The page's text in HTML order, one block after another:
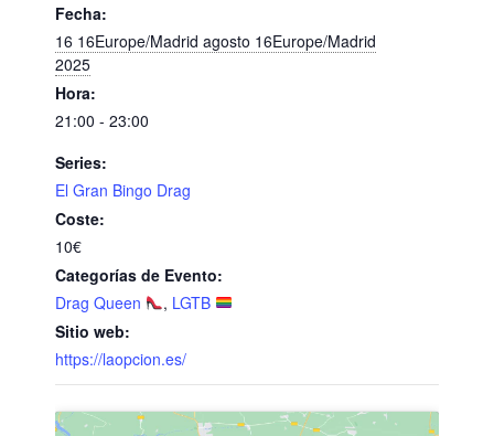
Fecha:
16 16Europe/Madrid agosto 16Europe/Madrid
2025
Hora:
21:00 - 23:00
Series:
El Gran Bingo Drag
Coste:
10€
Categorías de Evento:
Drag Queen
, LGTB
Sitio web:
https://laopcion.es/